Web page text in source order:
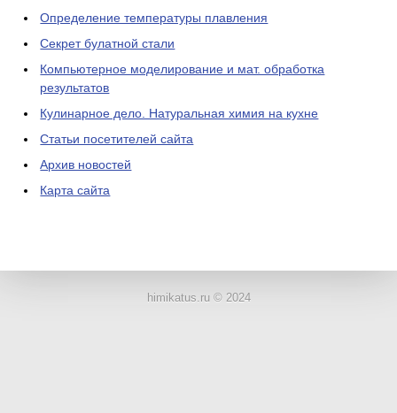
Определение температуры плавления
Секрет булатной стали
Компьютерное моделирование и мат. обработка
результатов
Кулинарное дело. Натуральная химия на кухне
Статьи посетителей сайта
Архив новостей
Карта сайта
himikatus.ru © 2024